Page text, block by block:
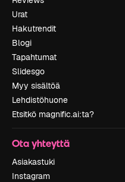
Urat
Hakutrendit
Blogi
Tapahtumat
Slidesgo
Myy sisältöä
Lehdistöhuone
Etsitkö magnific.ai:ta?
Ota yhteyttä
Asiakastuki
Instagram